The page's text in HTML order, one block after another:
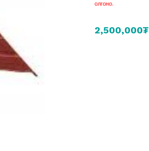
олгоно.
2,500,000₮